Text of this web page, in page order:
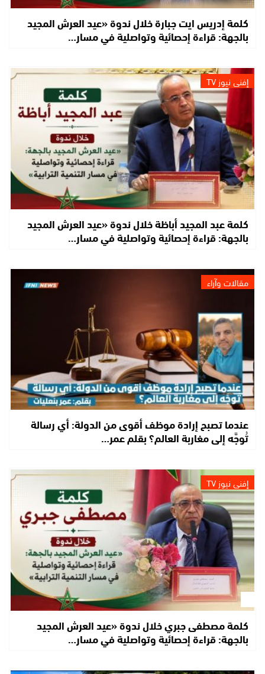
كلمة إدريس ايت جبارة خلال ندوة «عيد العرش المجيد
بالجهة: قراءة إحصائية وتواصلية في مسار…
إفني نيوز TV
كلمة عبد المجيد أباظة خلال ندوة «عيد العرش المجيد
بالجهة: قراءة إحصائية وتواصلية في مسار…
مقالات وآراء
عندما تصبح إرادة موظف أقوى من الدولة: أي رسالة
تُوجَّه إلى مغاربة العالم؟ بقلم عمر…
إفني نيوز TV
كلمة مصطفى جبري خلال ندوة «عيد العرش المجيد
بالجهة: قراءة إحصائية وتواصلية في مسار…